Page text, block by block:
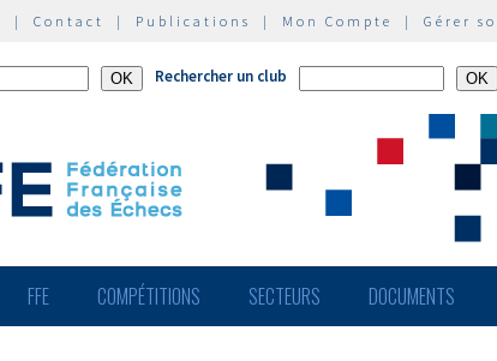
| Contact | Publications | Mon Compte | Gérer
Rechercher un club
FFE COMPÉTITIONS SECTEURS DOCUMENTS